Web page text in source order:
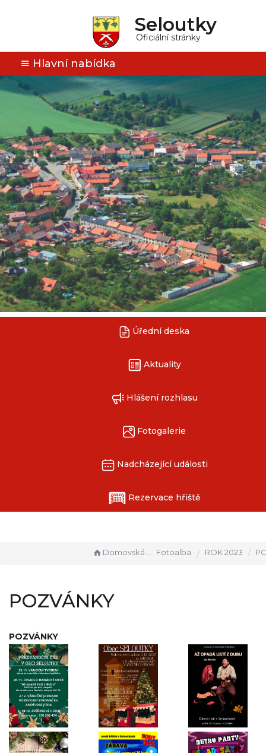
Seloutky
Oficiální stránky
Hlavní nabídka
Úřední deska
Aktuality
Hlášení rozhlasu
Fotogalerie
Nadcházející události
Rezervace hřiště
Domovská stránka Fotoalba ROK 2023
POZVÁNKY
POZVÁNKY